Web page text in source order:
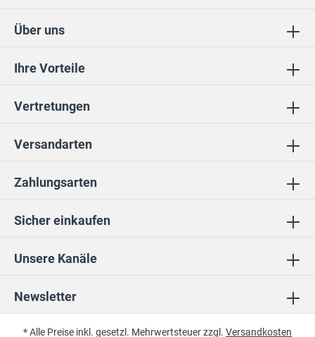
Unsere Kanäle
Ihre Vorteile
Vertretungen
Sicher einkaufen
Über uns
Newsletter
Zahlungsarten
Versandarten
* Alle Preise inkl. gesetzl. Mehrwertsteuer zzgl. Versandkosten